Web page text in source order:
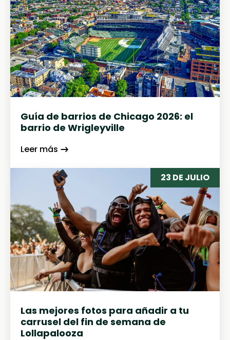
Guía de barrios de Chicago 2026: el
barrio de Wrigleyville
Leer más
23 DE JULIO
Las mejores fotos para añadir a tu
carrusel del fin de semana de
Lollapalooza